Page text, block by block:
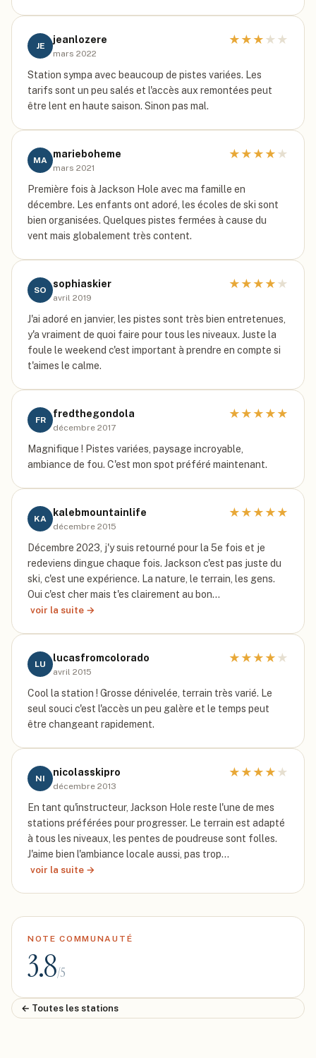
JE
jeanlozere
mars 2022
★ ★ ★ ★ ★
Station sympa avec beaucoup de pistes variées. Les
tarifs sont un peu salés et l'accès aux remontées peut
être lent en haute saison. Sinon pas mal.
MA
marieboheme
mars 2021
★ ★ ★ ★ ★
Première fois à Jackson Hole avec ma famille en
décembre. Les enfants ont adoré, les écoles de ski sont
bien organisées. Quelques pistes fermées à cause du
vent mais globalement très content.
SO
sophiaskier
avril 2019
★ ★ ★ ★ ★
J'ai adoré en janvier, les pistes sont très bien entretenues,
y'a vraiment de quoi faire pour tous les niveaux. Juste la
foule le weekend c'est important à prendre en compte si
t'aimes le calme.
FR
fredthegondola
décembre 2017
★ ★ ★ ★ ★
Magnifique ! Pistes variées, paysage incroyable,
ambiance de fou. C'est mon spot préféré maintenant.
KA
kalebmountainlife
décembre 2015
★ ★ ★ ★ ★
Décembre 2023, j'y suis retourné pour la 5e fois et je
redeviens dingue chaque fois. Jackson c'est pas juste du
ski, c'est une expérience. La nature, le terrain, les gens.
Oui c'est cher mais t'es clairement au bon…
voir la suite →
LU
lucasfromcolorado
avril 2015
★ ★ ★ ★ ★
Cool la station ! Grosse dénivelée, terrain très varié. Le
seul souci c'est l'accès un peu galère et le temps peut
être changeant rapidement.
NI
nicolasskipro
décembre 2013
★ ★ ★ ★ ★
En tant qu'instructeur, Jackson Hole reste l'une de mes
stations préférées pour progresser. Le terrain est adapté
à tous les niveaux, les pentes de poudreuse sont folles.
J'aime bien l'ambiance locale aussi, pas trop…
voir la suite →
NOTE COMMUNAUTÉ
3.8/5
← Toutes les stations